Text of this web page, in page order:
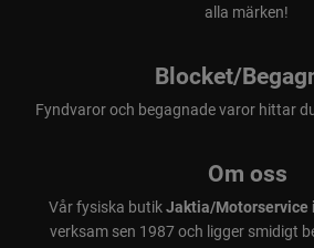
alla märken!
Blocket/
Fyndvaror och begagnade varor hittar
Om oss
Vår fysiska butikJaktia/Motorservice
verksam sen 1987 och ligger smidigt